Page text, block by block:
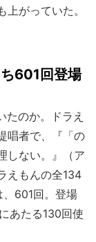
がっていた。
601回登場
のか。ドラえ
唱者で、『「の
しない。』（ア
えもんの全134
601回。登場
あたる130回使